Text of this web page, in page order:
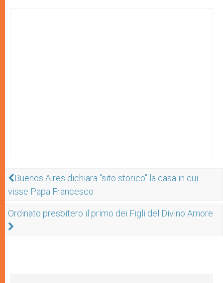
Buenos Aires dichiara "sito storico" la casa in cui
visse Papa Francesco
Ordinato presbitero il primo dei Figli del Divino Amore